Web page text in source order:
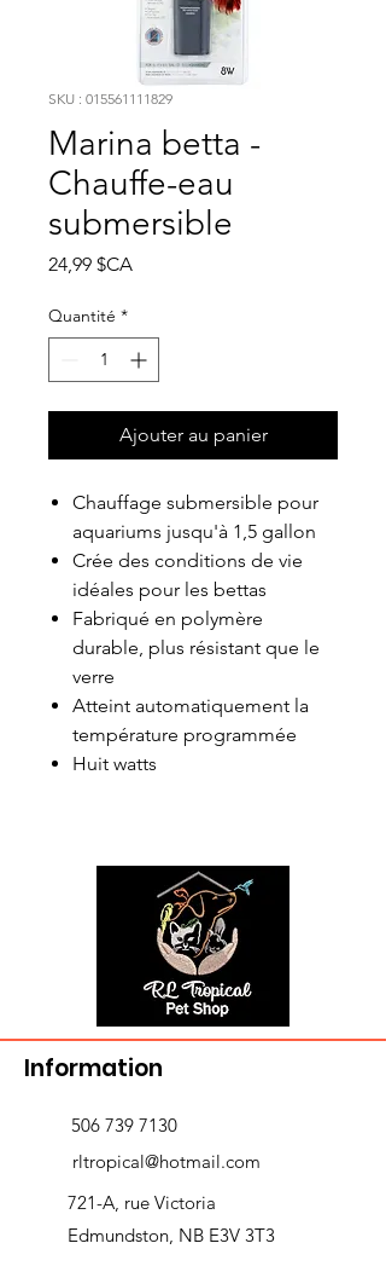
SKU : 015561111829
Marina betta -
Chauffe-eau
submersible
24,99 $CAPrix
Quantité *
Ajouter au panier
Chauffage submersible pour
aquariums jusqu'à 1,5 gallon
Crée des conditions de vie
idéales pour les bettas
Fabriqué en polymère
durable, plus résistant que le
verre
Atteint automatiquement la
température programmée
Huit watts
Information
506 739 7130
rltropical@hotmail.com
721-A, rue Victoria
Edmundston, NB E3V 3T3